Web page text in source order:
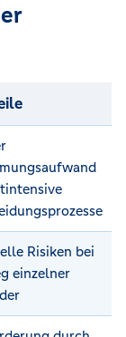
Risiken bei
einzelner